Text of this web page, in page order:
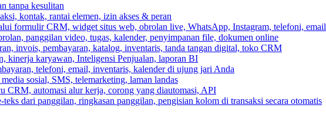
tanpa kesulitan
kontak, rantai elemen, izin akses & peran
formulir CRM, widget situs web, obrolan live, WhatsApp, Instagram, telefoni, email
panggilan video, tugas, kalender, penyimpanan file, dokumen online
invois, pembayaran, katalog, inventaris, tanda tangan digital, toko CRM
kinerja karyawan, Inteligensi Penjualan, laporan BI
telefoni, email, inventaris, kalender di ujung jari Anda
sosial, SMS, telemarketing, laman landas
CRM, automasi alur kerja, corong yang diautomasi, API
dari panggilan, ringkasan panggilan, pengisian kolom di transaksi secara otomatis